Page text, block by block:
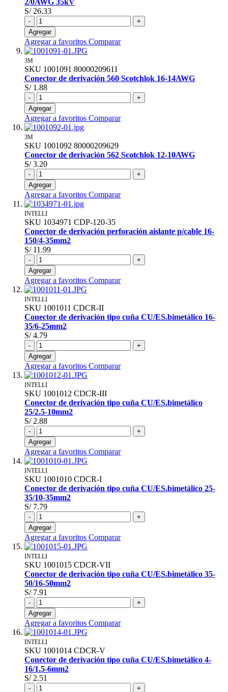
S/ 26.33
-
+
Agregar
Agregar a favoritos Comparar
3M
SKU 1001091 80000209611
Conector de derivación 560 Scotchlok 16-14AWG
S/ 1.88
-
+
Agregar
Agregar a favoritos Comparar
3M
SKU 1001092 80000209629
Conector de derivación 562 Scotchlok 12-10AWG
S/ 3.20
-
+
Agregar
Agregar a favoritos Comparar
INTELLI
SKU 1034971 CDP-120-35
Conector de derivación perforación aislante p/cable 16-
150/4-35mm2
S/ 11.99
-
+
Agregar
Agregar a favoritos Comparar
INTELLI
SKU 1001011 CDCR-II
Conector de derivación tipo cuña CU/ES.bimetálico 16-
35/6-25mm2
S/ 4.79
-
+
Agregar
Agregar a favoritos Comparar
INTELLI
SKU 1001012 CDCR-III
Conector de derivación tipo cuña CU/ES.bimetálico
25/2.5-10mm2
S/ 2.88
-
+
Agregar
Agregar a favoritos Comparar
INTELLI
SKU 1001010 CDCR-I
Conector de derivación tipo cuña CU/ES.bimetálico 25-
35/10-35mm2
S/ 7.79
-
+
Agregar
Agregar a favoritos Comparar
INTELLI
SKU 1001015 CDCR-VII
Conector de derivación tipo cuña CU/ES.bimetálico 35-
50/16-50mm2
S/ 7.91
-
+
Agregar
Agregar a favoritos Comparar
INTELLI
SKU 1001014 CDCR-V
Conector de derivación tipo cuña CU/ES.bimetálico 4-
16/1.5-6mm2
S/ 2.51
-
+